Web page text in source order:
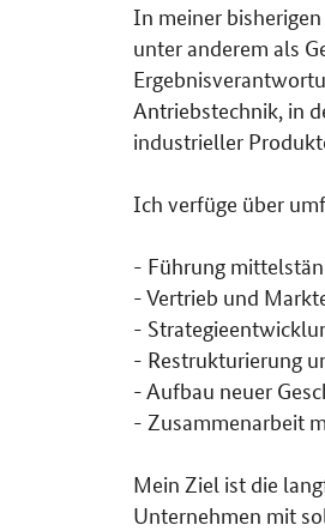
In meiner
unter anderem als
Antriebstechnik, in
industrieller
Ich verfüge über
- Führung
- Vertrieb und
-
- Restrukturierung
- Aufbau neuer
- Zusammenarbeit
Mein Ziel ist die
Unternehmen mit